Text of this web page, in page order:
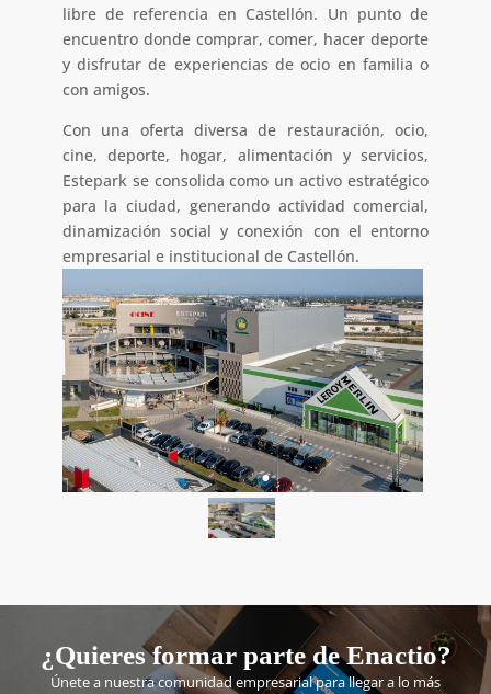
libre de referencia en Castellón. Un punto de
encuentro donde comprar, comer, hacer deporte
y disfrutar de experiencias de ocio en familia o
con amigos.
Con una oferta diversa de restauración, ocio,
cine, deporte, hogar, alimentación y servicios,
Estepark se consolida como un activo estratégico
para la ciudad, generando actividad comercial,
dinamización social y conexión con el entorno
empresarial e institucional de Castellón.
¿Quieres formar parte de Enactio?
Únete a nuestra comunidad empresarial para llegar a lo más